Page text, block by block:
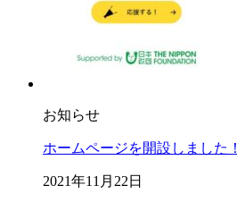
お知らせ
ホームページを開設しました！
2021年11月22日